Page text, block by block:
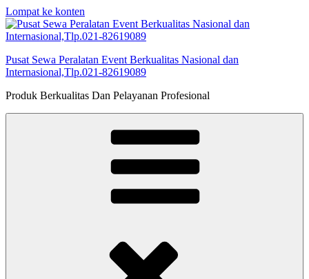
Lompat ke konten
Pusat Sewa Peralatan Event Berkualitas Nasional dan
Internasional,Tlp.021-82619089
Produk Berkualitas Dan Pelayanan Profesional